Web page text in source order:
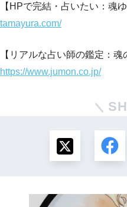
【HPで完結・占いたい：魂ゆ
tamayura.com/
【リアルな占い師の鑑定：
https://www.jumon.co.jp/